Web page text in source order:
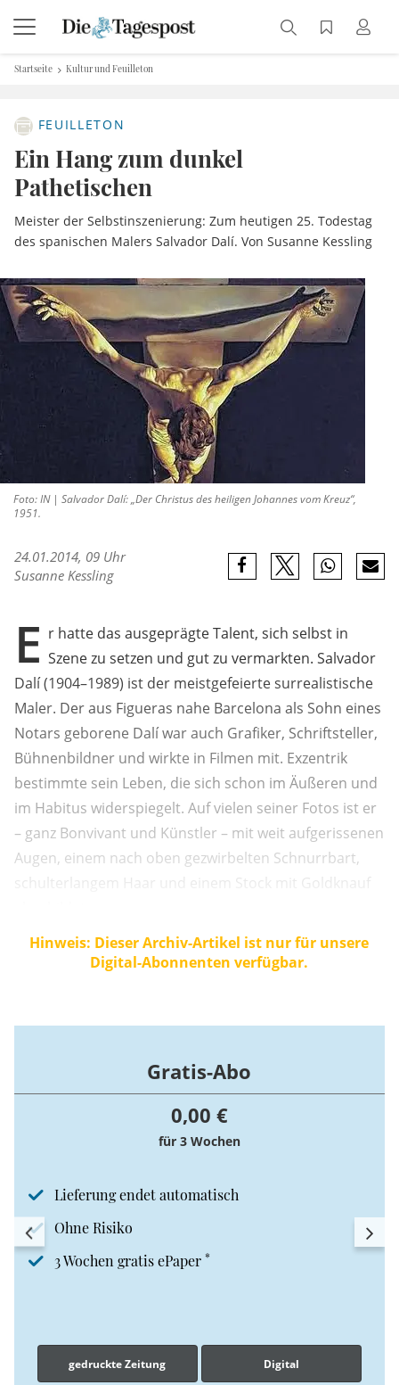
Startseite Kultur und Feuilleton
FEUILLETON
Ein Hang zum dunkel
Pathetischen
Meister der Selbstinszenierung: Zum heutigen 25. Todestag
des spanischen Malers Salvador Dalí. Von Susanne Kessling
Foto: IN | Salvador Dalí: „Der Christus des heiligen Johannes vom Kreuz“,
1951.
24.01.2014, 09 Uhr
Susanne Kessling
E r hatte das ausgeprägte Talent, sich selbst in
Szene zu setzen und gut zu vermarkten. Salvador
Dalí (1904–1989) ist der meistgefeierte surrealistische
Maler. Der aus Figueras nahe Barcelona als Sohn eines
Notars geborene Dalí war auch Grafiker, Schriftsteller,
Bühnenbildner und wirkte in Filmen mit. Exzentrik
bestimmte sein Leben, die sich schon im Äußeren und
im Habitus widerspiegelt. Auf vielen seiner Fotos ist er
– ganz Bonvivant und Künstler – mit weit aufgerissenen
Augen, einem nach oben gezwirbelten Schnurrbart,
schulterlangem Haar und einem Stock mit Goldknauf
Hinweis: Dieser Archiv-Artikel ist nur für unsere
Digital-Abonnenten verfügbar.
Gratis-Abo
0,00 €
für 3 Wochen
Lieferung endet automatisch
Ohne Risiko
3 Wochen gratis ePaper *
gedruckte Zeitung Digital